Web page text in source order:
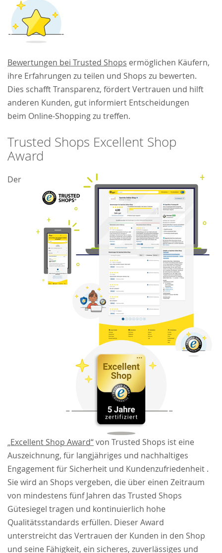
Bewertungen bei Trusted Shops ermöglichen Käufern,
ihre Erfahrungen zu teilen und Shops zu bewerten.
Dies schafft Transparenz, fördert Vertrauen und hilft
anderen Kunden, gut informiert Entscheidungen
beim Online-Shopping zu treffen.
Trusted Shops Excellent Shop
Award
Der
„Excellent Shop Award“von Trusted Shops ist eine
Auszeichnung, für langjähriges und nachhaltiges
Engagement für Sicherheit und Kundenzufriedenheit .
Sie wird an Shops vergeben, die über einen Zeitraum
von mindestens fünf Jahren das Trusted Shops
Gütesiegel tragen und kontinuierlich hohe
Qualitätsstandards erfüllen. Dieser Award
unterstreicht das Vertrauen der Kunden in den Shop
und seine Fähigkeit, ein sicheres, zuverlässiges und